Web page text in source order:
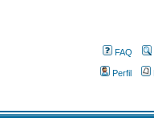
FAQ
Perfil